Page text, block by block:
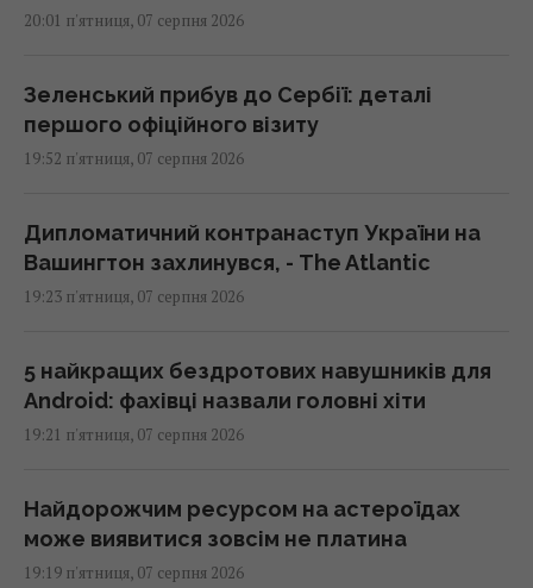
20:01 п'ятниця, 07 серпня 2026
Зеленський прибув до Сербії: деталі
першого офіційного візиту
19:52 п'ятниця, 07 серпня 2026
Дипломатичний контранаступ України на
Вашингтон захлинувся, - The Atlantic
19:23 п'ятниця, 07 серпня 2026
5 найкращих бездротових навушників для
Android: фахівці назвали головні хіти
19:21 п'ятниця, 07 серпня 2026
Найдорожчим ресурсом на астероїдах
може виявитися зовсім не платина
19:19 п'ятниця, 07 серпня 2026